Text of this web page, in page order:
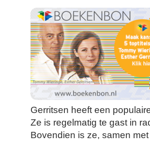
Gerritsen heeft een
Ze is regelmatig te gast in
Bovendien is ze, samen